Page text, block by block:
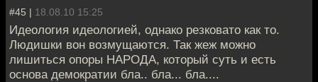
#45 | 18.08.10 15:25
Идеология идеологией, однако резковато как то.
Людишки вон возмущаются. Так жеж можно
лишиться опоры НАРОДА, который суть и есть
основа демократии бла.. бла... бла....